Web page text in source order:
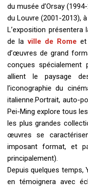
du musée d’Orsay
du Louvre (2001-2013),
L’exposition présentera
de laville de Rome
d’œuvres de grand
conçues spécialement
allient le paysage
l’iconographie du
italienne.Portrait, auto-
Pei-Ming explore tous
les plus grandes
œuvres se
imposant format, et
principalement).
Depuis quelques temps,
en témoignera avec